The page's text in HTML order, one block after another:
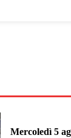
Mercoledì 5